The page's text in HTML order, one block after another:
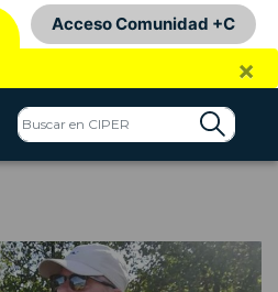
Acceso Comunidad +C
×